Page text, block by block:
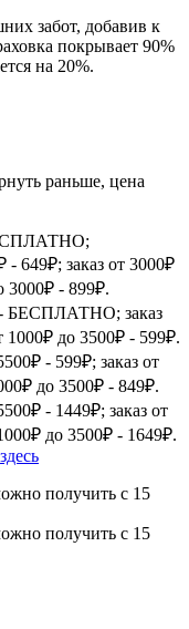
забот, добавив к
покрывает 90%
на 20%.
раньше, цена
649₽; заказ от 3000₽
3000₽ - 899₽.
- БЕСПЛАТНО; заказ
1000₽ до 3500₽ - 599₽.
- 599₽; заказ от
до 3500₽ - 849₽.
- 1449₽; заказ от
до 3500₽ - 1649₽.
здесь
получить с 15
получить с 15